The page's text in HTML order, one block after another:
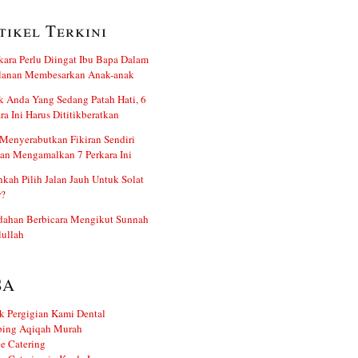
Terkini
Perlu Diingat Ibu Bapa Dalam
Membesarkan Anak-anak
Anda Yang Sedang Patah Hati, 6
Ini Harus Dititikberatkan
Fikiran Sendiri
Mengamalkan 7 Perkara Ini
Pilih Jalan Jauh Untuk Solat
Berbicara Mengikut Sunnah
Pergigian Kami Dental
Aqiqah Murah
Catering